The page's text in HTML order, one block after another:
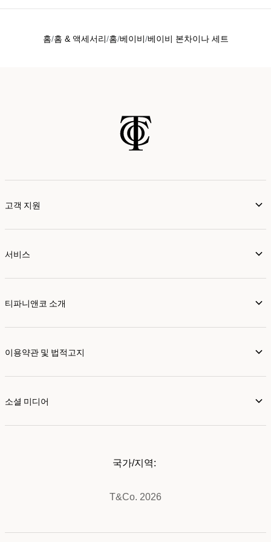
홈 홈 & 액세서리 홈 베이비 베이비 본차이나 세트
고객 지원
서비스
티파니앤코 소개
이용약관 및 법적고지
소셜 미디어
T&Co. 2026
국가/지역: